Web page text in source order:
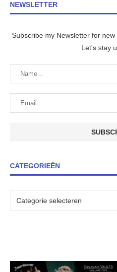
NEWSLETTER
Subscribe my Newsletter for
Let's stay
CATEGORIEËN